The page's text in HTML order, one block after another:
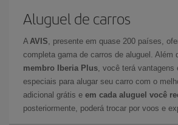
Aluguel de carros
A AVIS , presente em quase 200 países,
completa gama de carros de aluguel. Além
membro Iberia Plus , você terá
especiais para alugar seu carro com o
adicional grátis e em cada aluguel você
posteriormente, poderá trocar por voos e